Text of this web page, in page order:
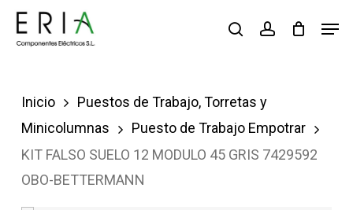
Saltar
buscaraccount
Inicio
Puestos de Trabajo, Torretas y
Minicolumnas
Puesto de Trabajo Empotrar
KIT FALSO SUELO 12 MODULO 45 GRIS 7429592
OBO-BETTERMANN